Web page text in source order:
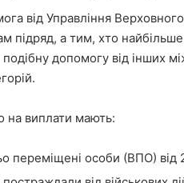
від Управління
підряд, а тим, хто
допомогу від інших
на виплати мають:
переміщені особи (ВПО) від